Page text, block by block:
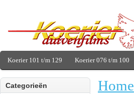
Koerier 101 t/m 129 Koerier 076 t/m 100
Categorieën Home